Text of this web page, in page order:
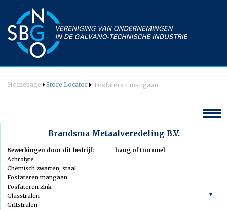
Homepage Store Locator Fosfateren mangaan
Hoofdmenu
Welkom
Agenda
Nieuws
Vereniging
Bestuur
Brandsma Metaalveredeling B.V.
Bewerkingen door dit bedrijf:
hang of trommel
Achrolyte
Chemisch zwarten, staal
Fosfateren mangaan
Fosfateren zink
Glasstralen
Gritstralen